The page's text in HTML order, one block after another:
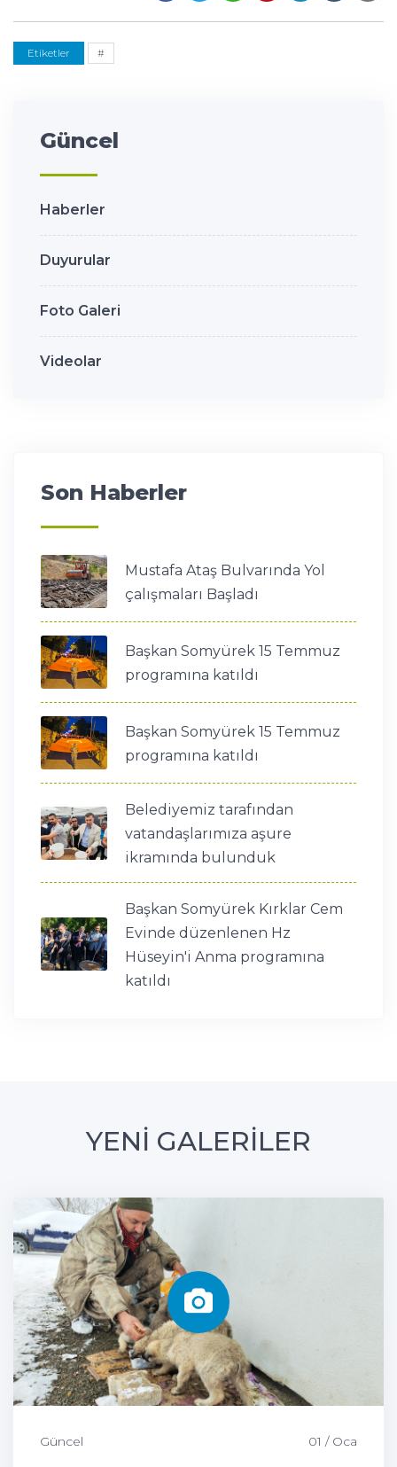
Etiketler #
Güncel
Haberler
Duyurular
Foto Galeri
Videolar
Son Haberler
Mustafa Ataş Bulvarında Yol
çalışmaları Başladı
Başkan Somyürek 15 Temmuz
programına katıldı
Başkan Somyürek 15 Temmuz
programına katıldı
Belediyemiz tarafından
vatandaşlarımıza aşure
ikramında bulunduk
Başkan Somyürek Kırklar Cem
Evinde düzenlenen Hz
Hüseyin'i Anma programına
katıldı
YENİ GALERİLER
Güncel 01 / Oca